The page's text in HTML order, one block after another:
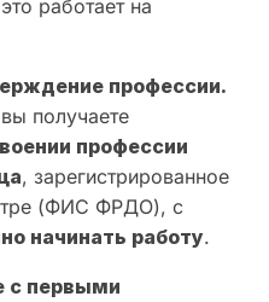
это работает на
профессии.
получаете
профессии
, зарегистрированное
(ФИС ФРДО), с
начинать работу.
с первыми